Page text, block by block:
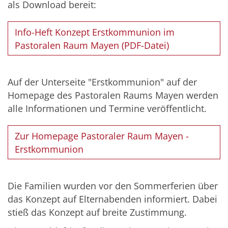
als Download bereit:
Info-Heft Konzept Erstkommunion im
Pastoralen Raum Mayen (PDF-Datei)
Auf der Unterseite "Erstkommunion" auf der
Homepage des Pastoralen Raums Mayen werden
alle Informationen und Termine veröffentlicht.
Zur Homepage Pastoraler Raum Mayen -
Erstkommunion
Die Familien wurden vor den Sommerferien über
das Konzept auf Elternabenden informiert. Dabei
stieß das Konzept auf breite Zustimmung.